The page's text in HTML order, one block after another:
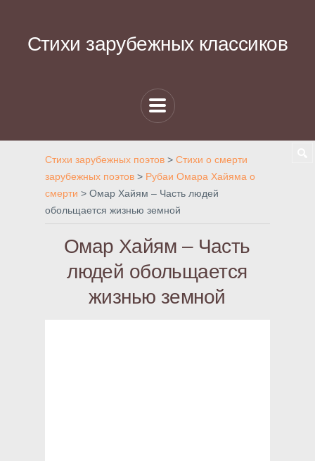
Стихи зарубежных классиков
Стихи зарубежных поэтов > Стихи о смерти
зарубежных поэтов > Рубаи Омара Хайяма о
смерти > Омар Хайям – Часть людей
обольщается жизнью земной
Омар Хайям – Часть
людей обольщается
жизнью земной